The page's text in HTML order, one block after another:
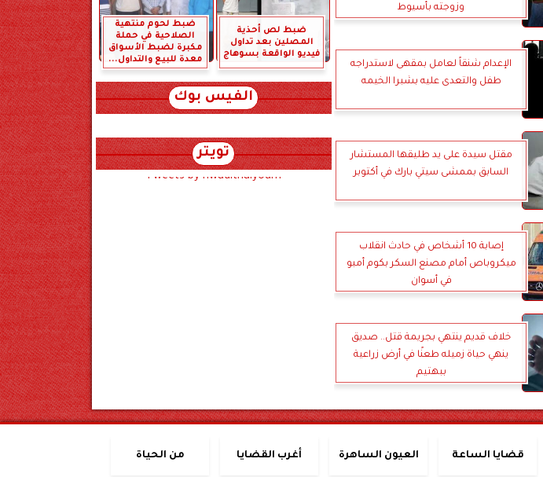
وزوجته بأسيوط
الإعدام شنقاً لعامل بمقهى لاستدراجه
طفل والتعدى عليه بشبرا الخيمه
مقتل سيدة على يد طليقها المستشار
السابق بممشى سيتي بارك في أكتوبر
إصابة 10 أشخاص في حادث انقلاب
ميكروباص أمام مصنع السكر بكوم أمبو
في أسوان
خلاف قديم ينتهي بجريمة قتل.. صديق
ينهي حياة زميله طعنًا في أرض زراعية
ببهتيم
ضبط لص أحذية
المصلين بعد تداول
فيديو الواقعة بسوهاج
ضبط لحوم منتهية
الصلاحية في حملة
مكبرة لضبط الأسواق
معدة للبيع والتداول...
الفيس بوك
تويتر
Tweets by hwadithalyoum
قضايا الساعة العيون الساهرة أغرب القضايا من الحياة